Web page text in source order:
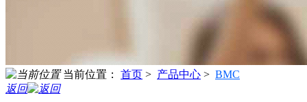
当前位置： 首页 > 产品中心 > BMC
返回